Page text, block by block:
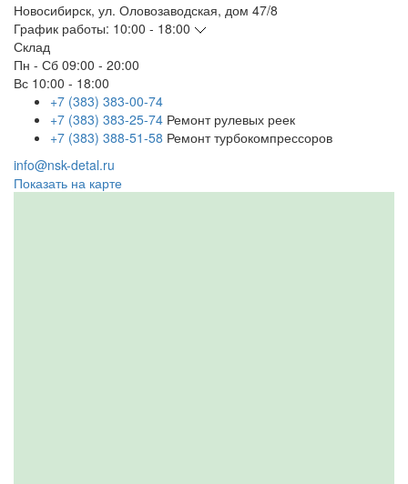
Новосибирск, ул. Оловозаводская, дом 47/8
График работы: 10:00 - 18:00
Склад
Пн - Сб 09:00 - 20:00
Вс 10:00 - 18:00
+7 (383) 383-00-74
+7 (383) 383-25-74 Ремонт рулевых реек
+7 (383) 388-51-58 Ремонт турбокомпрессоров
info@nsk-detal.ru
Показать на карте